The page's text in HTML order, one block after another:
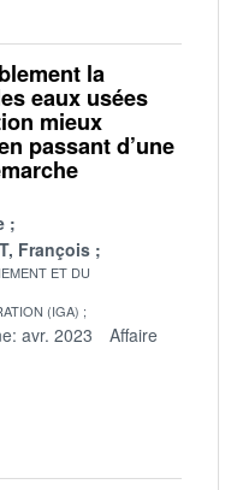
la
eaux usées
mieux
passant d’une
François
ET DU
(IGA)
avr. 2023
Affaire